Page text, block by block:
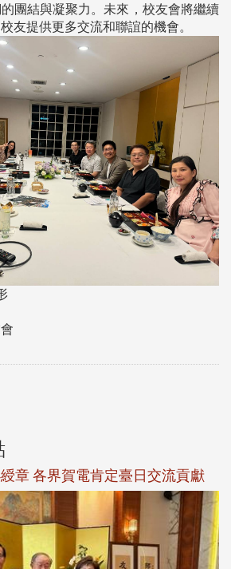
團結與凝聚力。未來，校友會將繼續
友提供更多交流和聯誼的機會。
章 各界賀電肯定臺日交流貢獻